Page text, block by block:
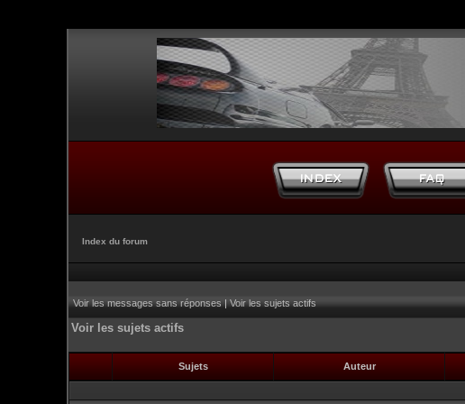
Index du forum
Voir les messages sans réponses|Voir les sujets actifs
Voir les sujets actifs
Sujets Auteur